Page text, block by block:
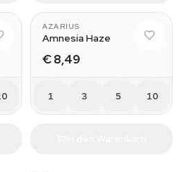
AZARIUS
Amnesia Haze
€ 8,49
1 3 5 10